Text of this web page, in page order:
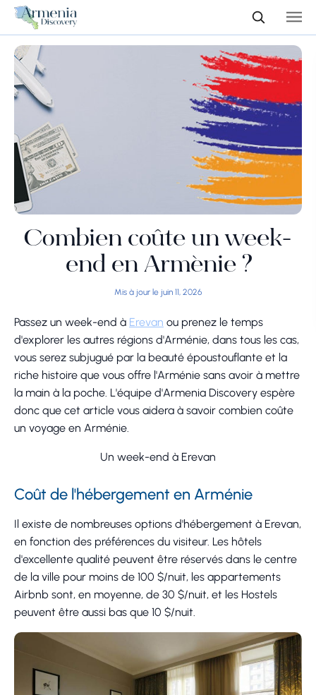
Combien coûte un week-
end en Arménie ?
Mis à jour le juin 11, 2026
Passez un week-end à Erevan ou prenez le temps
d'explorer les autres régions d'Arménie, dans tous les cas,
vous serez subjugué par la beauté époustouflante et la
riche histoire que vous offre l'Arménie sans avoir à mettre
la main à la poche. L'équipe d'Armenia Discovery espère
donc que cet article vous aidera à savoir combien coûte
un voyage en Arménie.
Un week-end à Erevan
Coût de l'hébergement en Arménie
Il existe de nombreuses options d'hébergement à Erevan,
en fonction des préférences du visiteur. Les hôtels
d'excellente qualité peuvent être réservés dans le centre
de la ville pour moins de 100 $/nuit, les appartements
Airbnb sont, en moyenne, de 30 $/nuit, et les Hostels
peuvent être aussi bas que 10 $/nuit.